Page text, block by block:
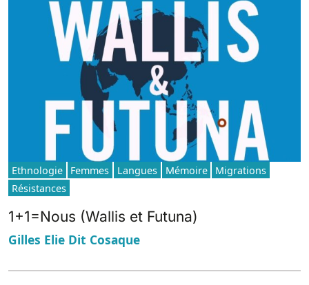
Ethnologie Femmes Langues Mémoire
Migrations
Résistances
1+1=Nous (Wallis et Futuna)
Gilles Elie Dit Cosaque